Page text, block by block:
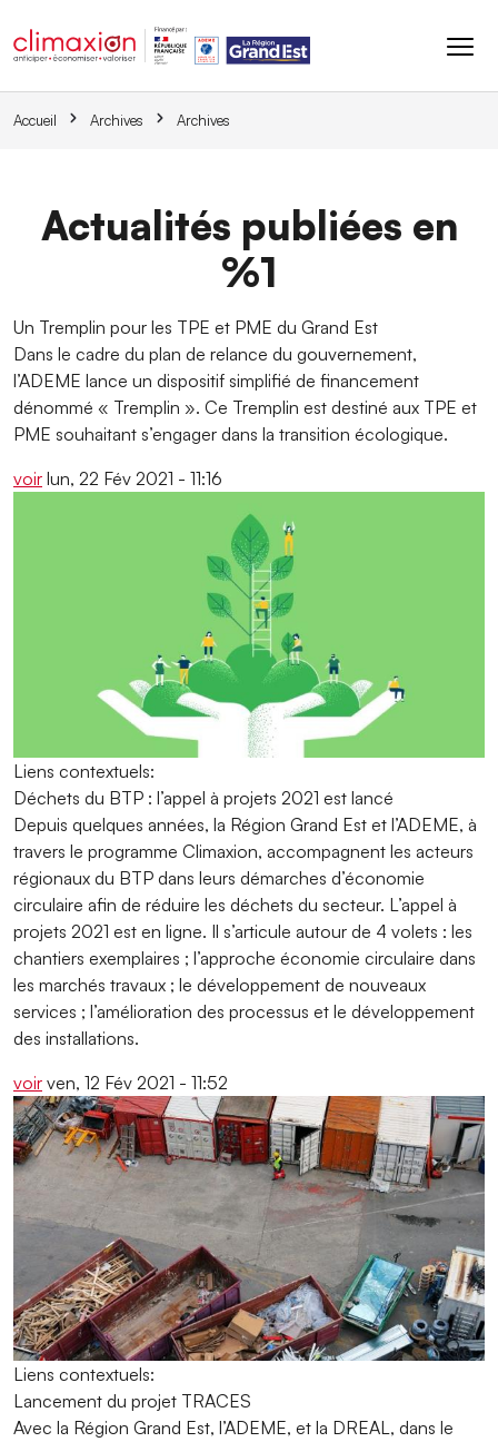
Accueil Archives Archives
Actualités publiées en
%1
Un Tremplin pour les TPE et PME du Grand Est
Dans le cadre du plan de relance du gouvernement,
l’ADEME lance un dispositif simplifié de financement
dénommé « Tremplin ». Ce Tremplin est destiné aux TPE et
PME souhaitant s’engager dans la transition écologique.
voir lun, 22 Fév 2021 - 11:16
Liens contextuels:
Déchets du BTP : l’appel à projets 2021 est lancé
Depuis quelques années, la Région Grand Est et l’ADEME, à
travers le programme Climaxion, accompagnent les acteurs
régionaux du BTP dans leurs démarches d’économie
circulaire afin de réduire les déchets du secteur. L’appel à
projets 2021 est en ligne. Il s’articule autour de 4 volets : les
chantiers exemplaires ; l’approche économie circulaire dans
les marchés travaux ; le développement de nouveaux
services ; l’amélioration des processus et le développement
des installations.
voir ven, 12 Fév 2021 - 11:52
Liens contextuels:
Lancement du projet TRACES
Avec la Région Grand Est, l’ADEME, et la DREAL, dans le